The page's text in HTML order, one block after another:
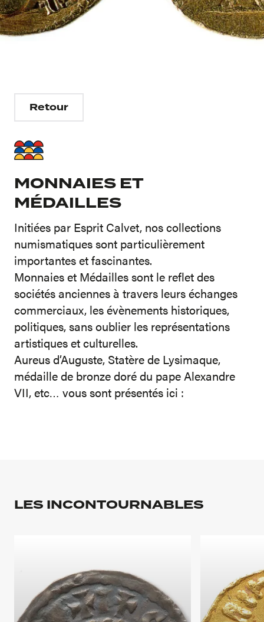
Retour
MONNAIES ET
MÉDAILLES
Initiées par Esprit Calvet, nos collections
numismatiques sont particulièrement
importantes et fascinantes.
Monnaies et Médailles sont le reflet des
sociétés anciennes à travers leurs échanges
commerciaux, les évènements historiques,
politiques, sans oublier les représentations
artistiques et culturelles.
Aureus d’Auguste, Statère de Lysimaque,
médaille de bronze doré du pape Alexandre
VII, etc… vous sont présentés ici :
LES INCONTOURNABLES